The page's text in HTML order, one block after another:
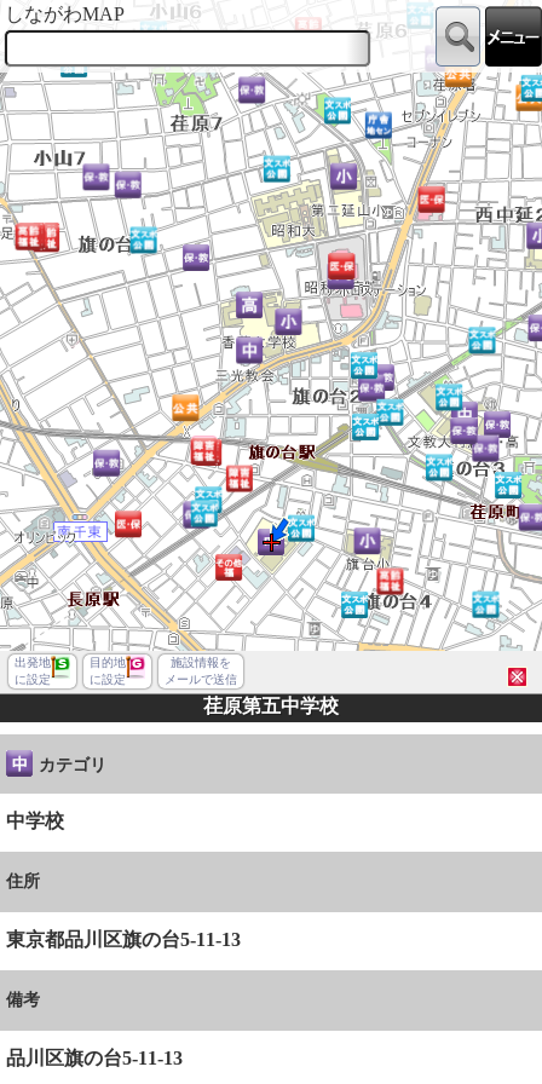
品川区旗の台５丁目
しながわMAP
出発地
に設定
目的地
に設定
施設情報を
メールで送信
荏原第五中学校
カテゴリ
中学校
住所
東京都品川区旗の台5-11-13
備考
品川区旗の台5-11-13